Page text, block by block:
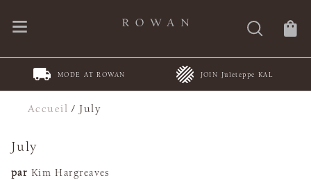
MODE AT ROWAN JOIN Juleteppe KAL
Accueil / July
July
par Kim Hargreaves